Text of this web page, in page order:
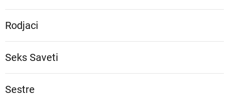
Rodjaci
Seks Saveti
Sestre